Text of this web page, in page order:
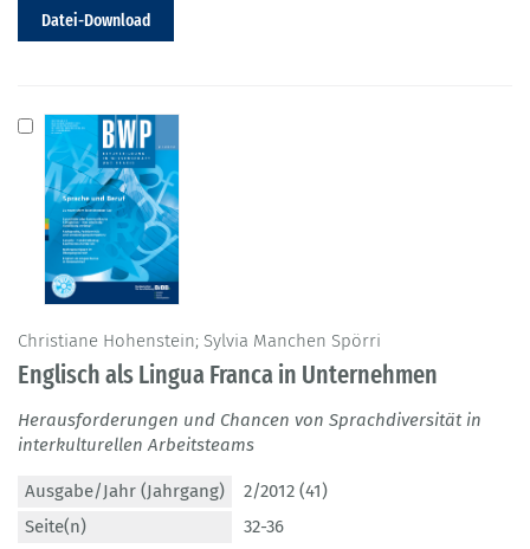
Datei-Download
Christiane Hohenstein; Sylvia Manchen Spörri
Englisch als Lingua Franca in Unternehmen
Herausforderungen und Chancen von Sprachdiversität in
interkulturellen Arbeitsteams
Ausgabe/Jahr (Jahrgang)
2/2012 (41)
Seite(n)
32-36